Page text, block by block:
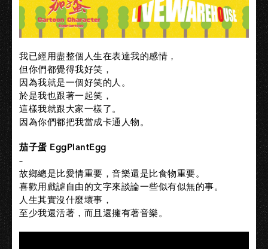
我已經用盡整個人生在表達我的感情，
但你們都覺得我好笑，
因為我就是一個好笑的人。
於是我也跟著一起笑，
這樣我就跟大家一樣了。
因為你們都把我當成卡通人物。
茄子蛋 EggPlantEgg
–
故鄉總是比愛情重要，音樂還是比食物重要。
喜歡用戲謔自由的文字來談論一些似有似無的事。
人生其實沒什麼壞事，
至少我還活著，而且還擁有著音樂。